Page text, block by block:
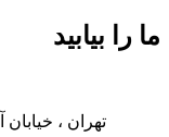
ما را بیابید
تهران ، خیابان